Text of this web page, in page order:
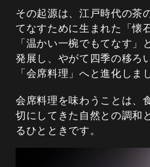
その起源は、江戸時代の茶
てなすために生まれた「懐
「温かい一椀でもてなす」
発展し、やがて四季の移ろ
「会席料理」へと進化しま
会席料理を味わうことは、
切にしてきた自然との調和
るひとときです。